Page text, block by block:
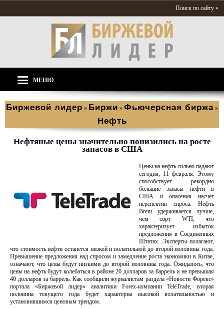
Поиск по сайту »
МЕНЮ
Биржевой лидер » Биржи » Фьючерсная биржа »
Нефть
Нефтяные цены значительно понизились на росте
запасов в США
Цены на нефть сильно падают
сегодня, 11 февраля. Этому
способствует рекордно
большие запасы нефти в
США и опасения насчет
перспектив спроса. Нефть
Brent удерживается лучше,
чем сорт WTI, что
характеризует избыток
предложения в Соединенных
Штатах. Эксперты полагают,
что стоимость нефти останется низкой и волатильной до второй половины года.
Превышение предложения над спросом и замедление роста экономики в Китае,
означают, что цены будут низкими до второй половины года. Ожидалось, что
цены на нефть будут колебаться в районе 20 долларов за баррель и не превышая
40 долларов за баррель. Как сообщили журналистам раздела «Новости Форекс»
портала «Биржевой лидер» аналитики Forex-компании TeleTrade, вторая
половина текущего года будет характерна высокой волатильностью и
установившимся ценовым трендом.